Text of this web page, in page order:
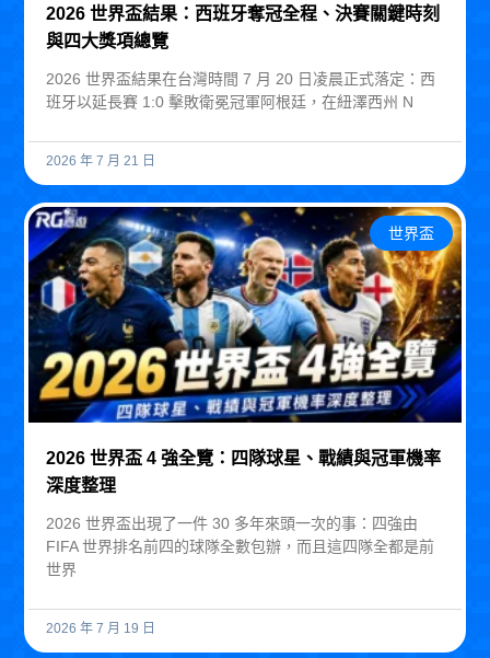
2026 世界盃結果：西班牙奪冠全程、決賽關鍵時刻
與四大獎項總覽
2026 世界盃結果在台灣時間 7 月 20 日凌晨正式落定：西
班牙以延長賽 1:0 擊敗衛冕冠軍阿根廷，在紐澤西州 N
2026 年 7 月 21 日
世界盃
2026 世界盃 4 強全覽：四隊球星、戰績與冠軍機率
深度整理
2026 世界盃出現了一件 30 多年來頭一次的事：四強由
FIFA 世界排名前四的球隊全數包辦，而且這四隊全都是前
世界
2026 年 7 月 19 日